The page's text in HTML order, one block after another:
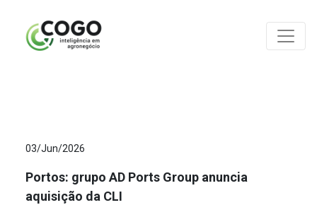
03/Jun/2026
Portos: grupo AD Ports Group anuncia
aquisição da CLI